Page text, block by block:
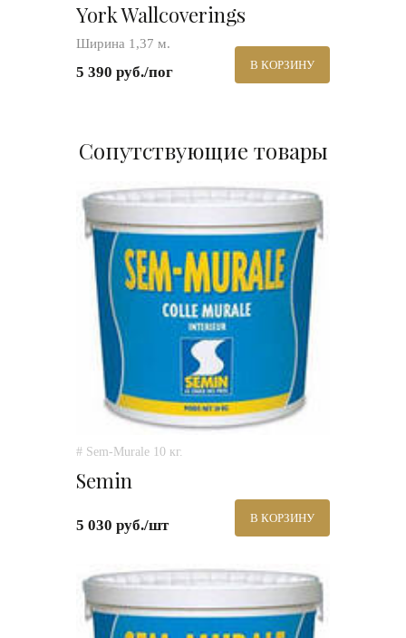
York Wallcoverings
Ширина 1,37 м.
5 390 руб./пог В КОРЗИНУ
Сопутствующие товары
# Sem-Murale 10 кг.
Semin
5 030 руб./шт В КОРЗИНУ